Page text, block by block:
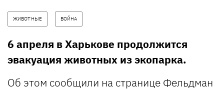
ЖИВОТНЫЕ ВОЙНА
6 апреля в Харькове продолжится
эвакуация животных из экопарка.
Об этом сообщили на странице Фельдман